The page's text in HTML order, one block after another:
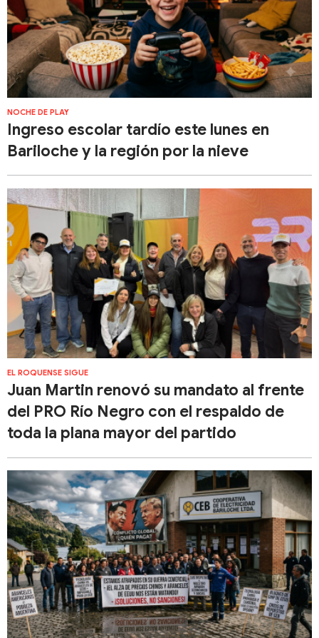
NOCHE DE PLAY
Ingreso escolar tardío este lunes en
Bariloche y la región por la nieve
EL ROQUENSE SIGUE
Juan Martin renovó su mandato al frente
del PRO Río Negro con el respaldo de
toda la plana mayor del partido